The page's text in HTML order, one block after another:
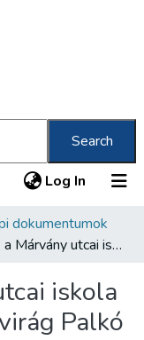
Search
Log In (current)
dokumentumok
Vázlatok a Márvány utcai iskola freskójához : Gyöngyvirág Palkó Dudits Andor /
iskola
Palkó